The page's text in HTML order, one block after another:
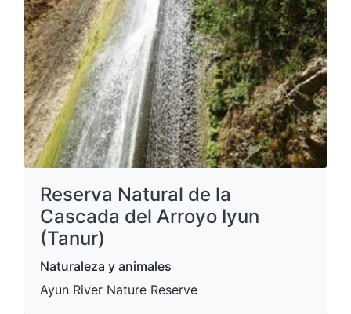
Reserva Natural de la
Cascada del Arroyo Iyun
(Tanur)
Naturaleza y animales
Ayun River Nature Reserve